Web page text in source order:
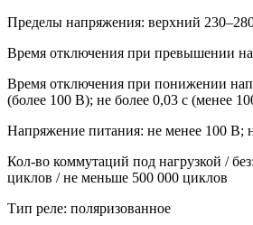
Пределы напряжения: верхний
Время отключения при превышении
Время отключения при понижении
(более 100 В); не более 0,03 с (менее
Напряжение питания: не менее 100 В;
Кол-во коммутаций под нагрузкой /
циклов / не меньше 500 000 циклов
Тип реле: поляризованное